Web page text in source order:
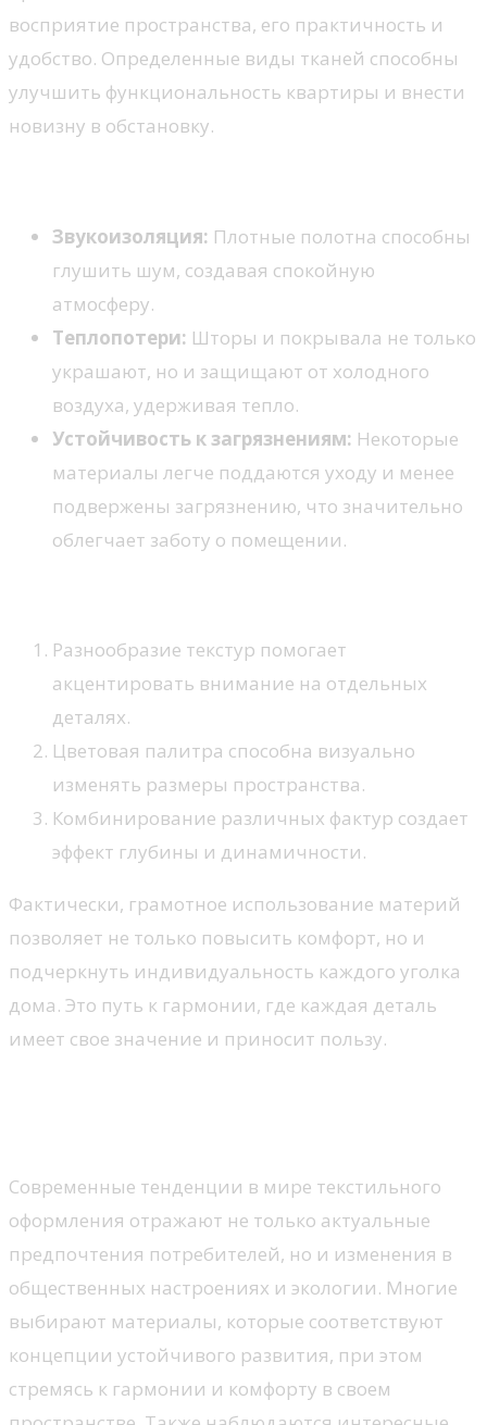
восприятие пространства, его практичность и
удобство. Определенные виды тканей способны
улучшить функциональность квартиры и внести
новизну в обстановку.
Звукоизоляция: Плотные полотна способны
глушить шум, создавая спокойную
атмосферу.
Теплопотери: Шторы и покрывала не только
украшают, но и защищают от холодного
воздуха, удерживая тепло.
Устойчивость к загрязнениям: Некоторые
материалы легче поддаются уходу и менее
подвержены загрязнению, что значительно
облегчает заботу о помещении.
Разнообразие текстур помогает
акцентировать внимание на отдельных
деталях.
Цветовая палитра способна визуально
изменять размеры пространства.
Комбинирование различных фактур создает
эффект глубины и динамичности.
Фактически, грамотное использование материй
позволяет не только повысить комфорт, но и
подчеркнуть индивидуальность каждого уголка
дома. Это путь к гармонии, где каждая деталь
имеет свое значение и приносит пользу.
Современные тенденции в мире текстильного
оформления отражают не только актуальные
предпочтения потребителей, но и изменения в
общественных настроениях и экологии. Многие
выбирают материалы, которые соответствуют
концепции устойчивого развития, при этом
стремясь к гармонии и комфорту в своем